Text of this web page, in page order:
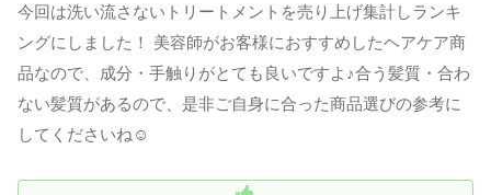
今回は洗い流さないトリートメントを売り上げ集計しランキ
ングにしました！ 美容師がお客様におすすめしたヘアケア商
品なので、成分・手触りがとても良いですよ♪合う髪質・合わ
ない髪質があるので、是非ご自身に合った商品選びの参考に
してくださいね☺